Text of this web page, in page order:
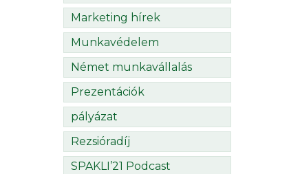
Marketing hírek
Munkavédelem
Német munkavállalás
Prezentációk
pályázat
Rezsióradíj
SPAKLI’21 Podcast